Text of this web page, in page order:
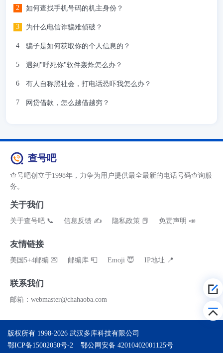
如何查找手机号码的机主身份？
为什么电信诈骗难侦破？
骗子是如何获取你的个人信息的？
遇到"呼死你"软件轰炸怎么办？
有人自称黑社会，打电话恐吓我怎么办？
网贷借款，怎么越借越穷？
查号吧
查号吧创立于1998年，力争为用户提供最全最新的电话号码查询服
务。
关于我们
关于查号吧 📞 信息反馈 ✍ 隐私政策 📕 免责声明 📣
友情链接
美国5+4邮编 💌 邮编库 📮 Emoji 😇 IP地址 📍
联系我们
邮箱：webmaster@chahaoba.com
版权所有 1998-2026 武汉多库科技有限公司
鄂ICP备15002050号-2
鄂公网安备 42010402001125号